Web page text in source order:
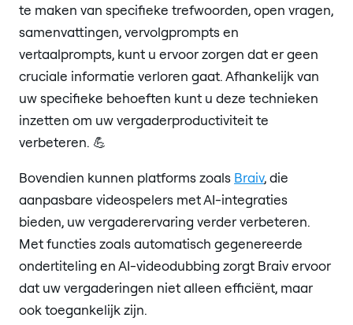
te maken van specifieke trefwoorden, open vragen,
samenvattingen, vervolgprompts en
vertaalprompts, kunt u ervoor zorgen dat er geen
cruciale informatie verloren gaat. Afhankelijk van
uw specifieke behoeften kunt u deze technieken
inzetten om uw vergaderproductiviteit te
verbeteren. 💪
Bovendien kunnen platforms zoals Braiv, die
aanpasbare videospelers met AI-integraties
bieden, uw vergaderervaring verder verbeteren.
Met functies zoals automatisch gegenereerde
ondertiteling en AI-videodubbing zorgt Braiv ervoor
dat uw vergaderingen niet alleen efficiënt, maar
ook toegankelijk zijn.